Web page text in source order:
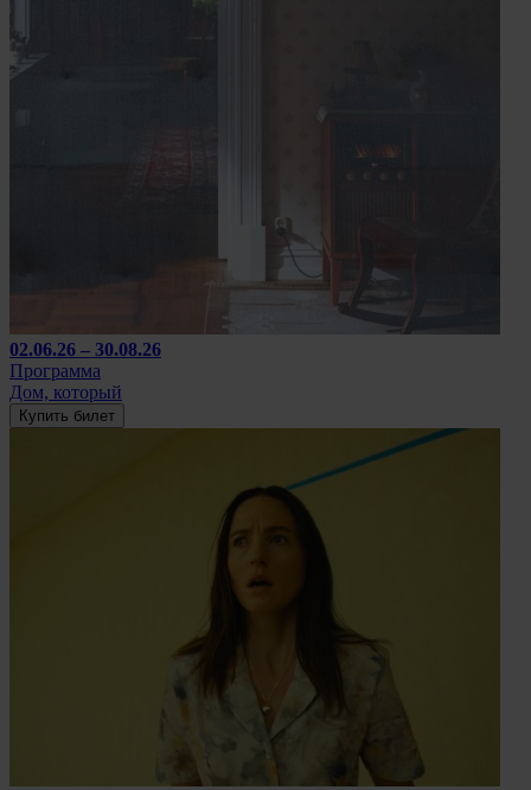
02.06.26 – 30.08.26
Программа
Дом, который
Купить билет